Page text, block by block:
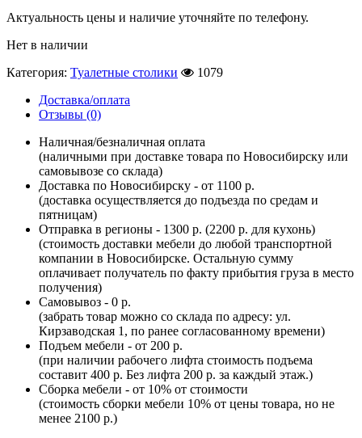
Актуальность цены и наличие уточняйте по телефону.
Нет в наличии
Категория: Туалетные столики
1079
Доставка/оплата
Отзывы (0)
Наличная/безналичная оплата
(наличными при доставке товара по Новосибирску или
самовывозе со склада)
Доставка по Новосибирску - от 1100 р.
(доставка осуществляется до подъезда по средам и
пятницам)
Отправка в регионы - 1300 р. (2200 р. для кухонь)
(стоимость доставки мебели до любой транспортной
компании в Новосибирске. Остальную сумму
оплачивает получатель по факту прибытия груза в место
получения)
Самовывоз - 0 р.
(забрать товар можно со склада по адресу: ул.
Кирзаводская 1, по ранее согласованному времени)
Подъем мебели - от 200 р.
(при наличии рабочего лифта стоимость подъема
составит 400 р. Без лифта 200 р. за каждый этаж.)
Сборка мебели - от 10% от стоимости
(стоимость сборки мебели 10% от цены товара, но не
менее 2100 р.)